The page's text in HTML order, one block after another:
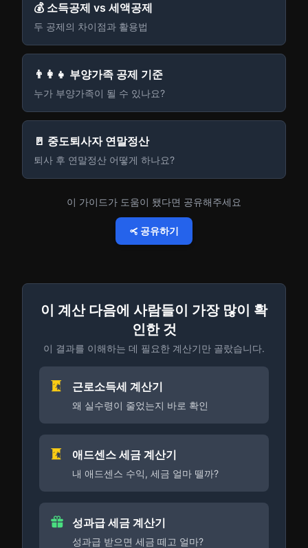
💰 소득공제 vs 세액공제
두 공제의 차이점과 활용법
👨‍👩‍👧 부양가족 공제 기준
누가 부양가족이 될 수 있나요?
🚪 중도퇴사자 연말정산
퇴사 후 연말정산 어떻게 하나요?
이 가이드가 도움이 됐다면 공유해주세요
공유하기
이 계산 다음에 사람들이 가장 많이 확
인한 것
이 결과를 이해하는 데 필요한 계산기만 골랐습니다.
근로소득세 계산기
왜 실수령이 줄었는지 바로 확인
애드센스 세금 계산기
내 애드센스 수익, 세금 얼마 뗄까?
성과급 세금 계산기
성과급 받으면 세금 떼고 얼마?